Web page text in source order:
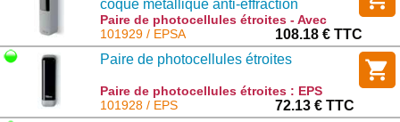
coque métallique anti-effraction
Paire de photocellules étroites - Avec
coque métallique anti-effraction : EPSA
101929 / EPSA
108.18 € TTC
Paire de photocellules étroites
Paire de photocellules étroites : EPS
101928 / EPS
72.13 € TTC